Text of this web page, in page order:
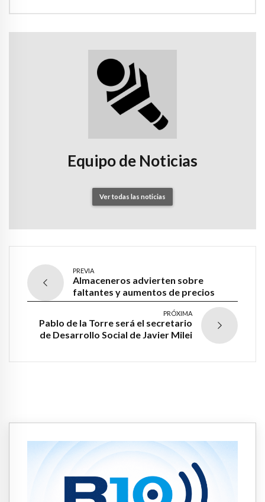
Equipo de Noticias
Ver todas las noticias
PREVIA
Almaceneros advierten sobre
faltantes y aumentos de precios
PRÓXIMA
Pablo de la Torre será el secretario
de Desarrollo Social de Javier Milei